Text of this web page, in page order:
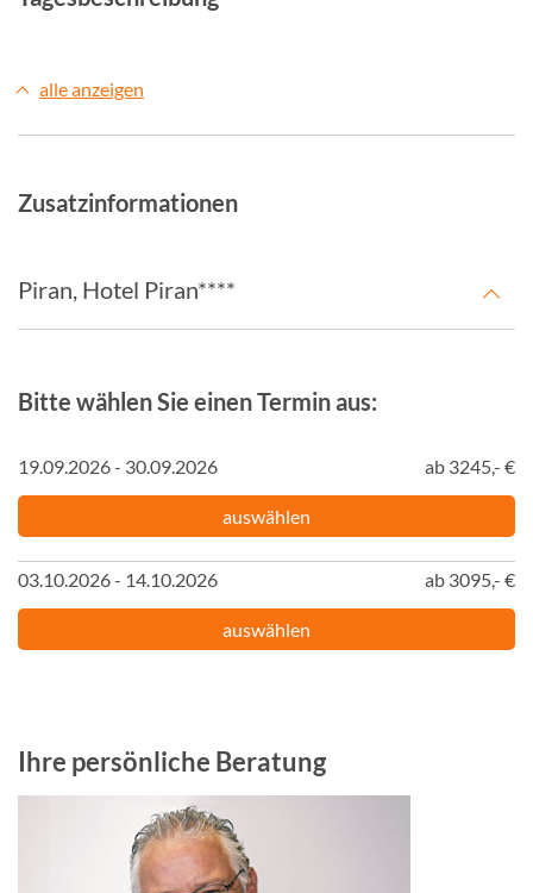
alle anzeigen
Zusatzinformationen
Piran, Hotel Piran****
Bitte wählen Sie einen Termin aus:
19.09.2026 - 30.09.2026 ab 3245,- €
auswählen
03.10.2026 - 14.10.2026 ab 3095,- €
auswählen
Ihre persönliche Beratung